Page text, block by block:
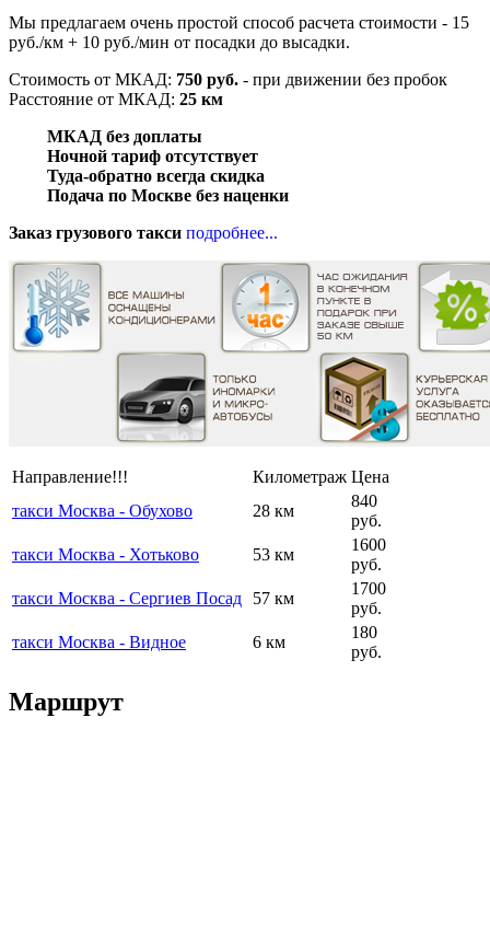
Мы предлагаем очень простой способ расчета стоимости - 15
руб./км + 10 руб./мин от посадки до высадки.
Стоимость от МКАД: 750 руб. - при движении без пробок
Расстояние от МКАД: 25 км
МКАД без доплаты
Ночной тариф отсутствует
Туда-обратно всегда скидка
Подача по Москве без наценки
Заказ грузового такси подробнее...
Направление!!! Километраж Цена
такси Москва - Обухово
28 км
840
руб.
такси Москва - Хотьково
53 км
1600
руб.
такси Москва - Сергиев Посад
57 км
1700
руб.
такси Москва - Видное
6 км
180
руб.
Маршрут